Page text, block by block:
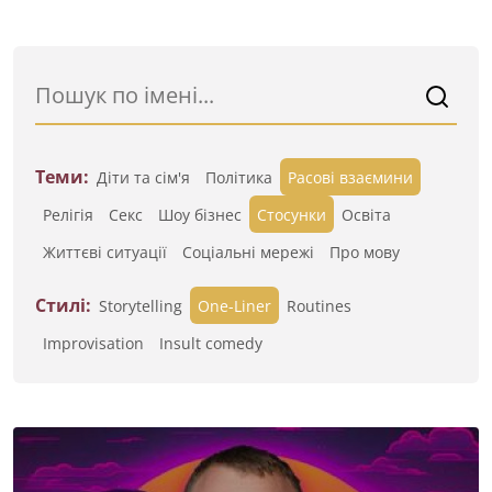
Теми: Діти та сім'я Політика
Расові взаємини
Релігія
Секс Шоу бізнес Стосунки
Освіта
Життєві ситуації
Cоціальні мережі Про мову
Стилі: Storytelling One-Liner
Routines
Improvisation
Insult comedy